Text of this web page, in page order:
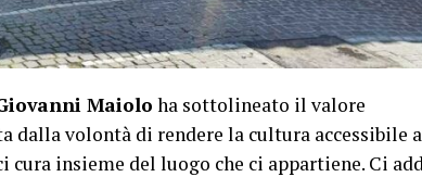
Maiolo ha sottolineato il valore
dalla volontà di rendere la cultura accessibile
insieme del luogo che ci appartiene. Ci